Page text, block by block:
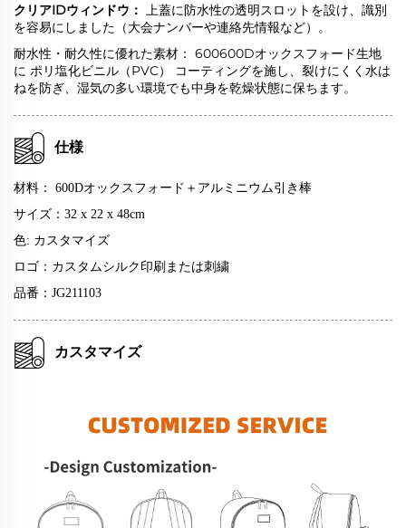
クリアIDウィンドウ： 上蓋に防水性の透明スロットを設け、識別
を容易にしました（大会ナンバーや連絡先情報など）。
耐水性・耐久性に優れた素材： 600600Dオックスフォード生地
に ポリ塩化ビニル（PVC）
コーティングを施し、裂けにくく水は
ねを防ぎ、湿気の多い環境でも中身を乾燥状態に保ちます。
仕様
材料： 600Dオックスフォード＋アルミニウム引き棒
サイズ：32 x 22 x 48cm
色: カスタマイズ
ロゴ：カスタムシルク印刷または刺繍
品番：JG211103
カスタマイズ